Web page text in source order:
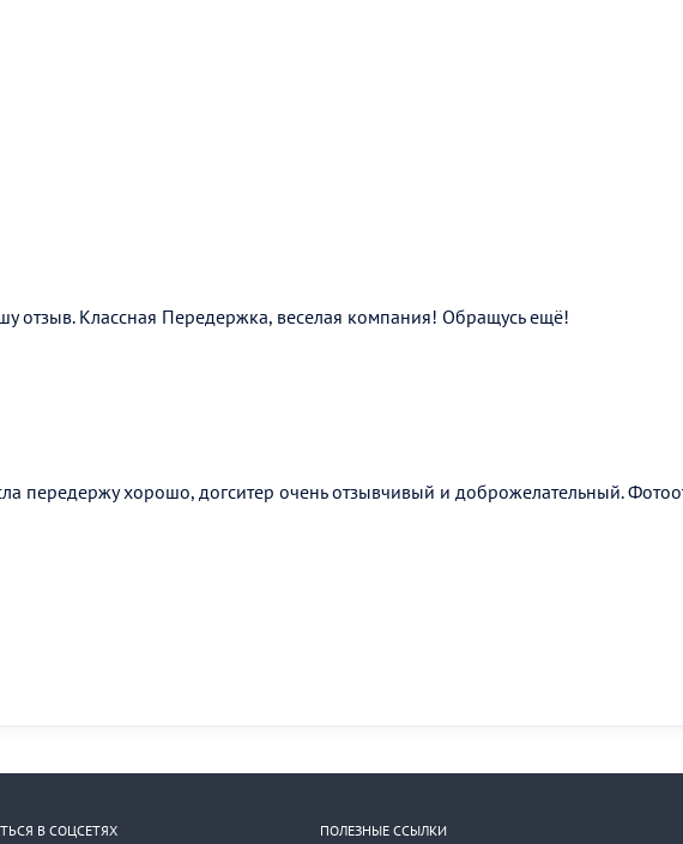
отзыв. Классная Передержка, веселая компания! Обращусь ещё!
передержу хорошо, догситер очень отзывчивый и доброжелательный.
В СОЦСЕТЯХ ПОЛЕЗНЫЕ ССЫЛКИ